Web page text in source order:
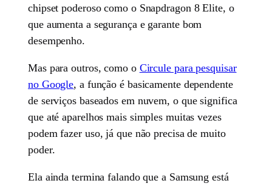
chipset poderoso como o Snapdragon 8 Elite, o
que aumenta a segurança e garante bom
desempenho.
Mas para outros, como o Circule para pesquisar
no Google, a função é basicamente dependente
de serviços baseados em nuvem, o que significa
que até aparelhos mais simples muitas vezes
podem fazer uso, já que não precisa de muito
poder.
Ela ainda termina falando que a Samsung está